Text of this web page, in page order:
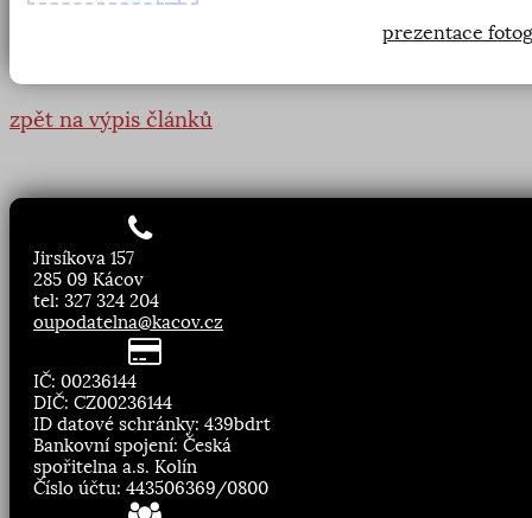
prezentace
zpět na výpis článků
Jirsíkova 157
285 09 Kácov
tel: 327 324 204
oupodatelna@kacov.cz
IČ: 00236144
DIČ: CZ00236144
ID datové schránky: 439bdrt
Bankovní spojení: Česká
spořitelna a.s. Kolín
Číslo účtu: 443506369/0800